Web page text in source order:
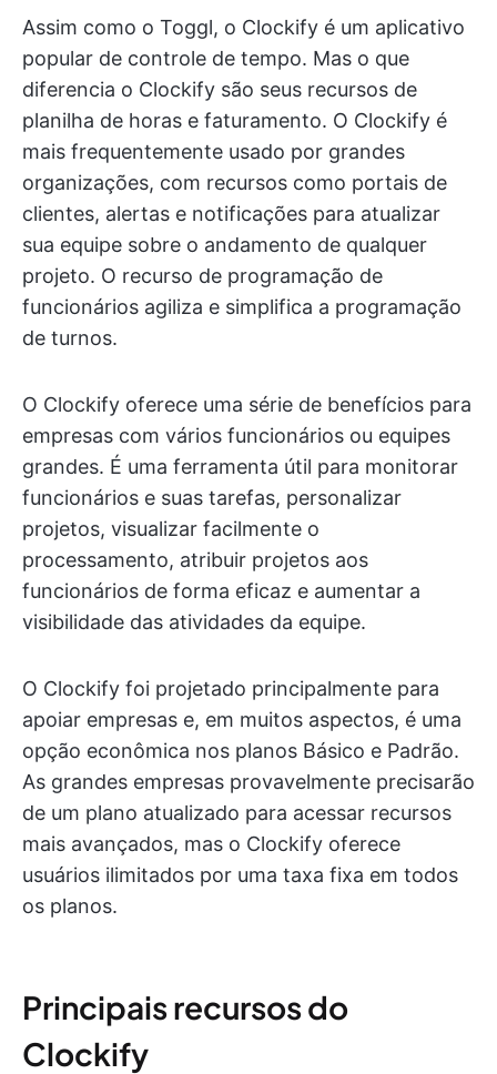
Assim como o Toggl, o Clockify é um aplicativo
popular de controle de tempo. Mas o que
diferencia o Clockify são seus recursos de
planilha de horas e faturamento. O Clockify é
mais frequentemente usado por grandes
organizações, com recursos como portais de
clientes, alertas e notificações para atualizar
sua equipe sobre o andamento de qualquer
projeto. O recurso de programação de
funcionários agiliza e simplifica a programação
de turnos.
O Clockify oferece uma série de benefícios para
empresas com vários funcionários ou equipes
grandes. É uma ferramenta útil para monitorar
funcionários e suas tarefas, personalizar
projetos, visualizar facilmente o
processamento, atribuir projetos aos
funcionários de forma eficaz e aumentar a
visibilidade das atividades da equipe.
O Clockify foi projetado principalmente para
apoiar empresas e, em muitos aspectos, é uma
opção econômica nos planos Básico e Padrão.
As grandes empresas provavelmente precisarão
de um plano atualizado para acessar recursos
mais avançados, mas o Clockify oferece
usuários ilimitados por uma taxa fixa em todos
os planos.
Principais recursos do
Clockify